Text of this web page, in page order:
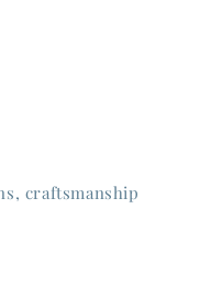
craftsmanship